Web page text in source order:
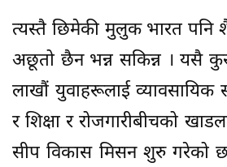
त्यस्तै छिमेकी मुलुक भारत पनि
अछूतो छैन भन्न सकिन्न । यसै
लाखौं युवाहरूलाई व्यावसायिक
र शिक्षा र रोजगारीबीचको
सीप विकास मिसन शुरु गरेको छ